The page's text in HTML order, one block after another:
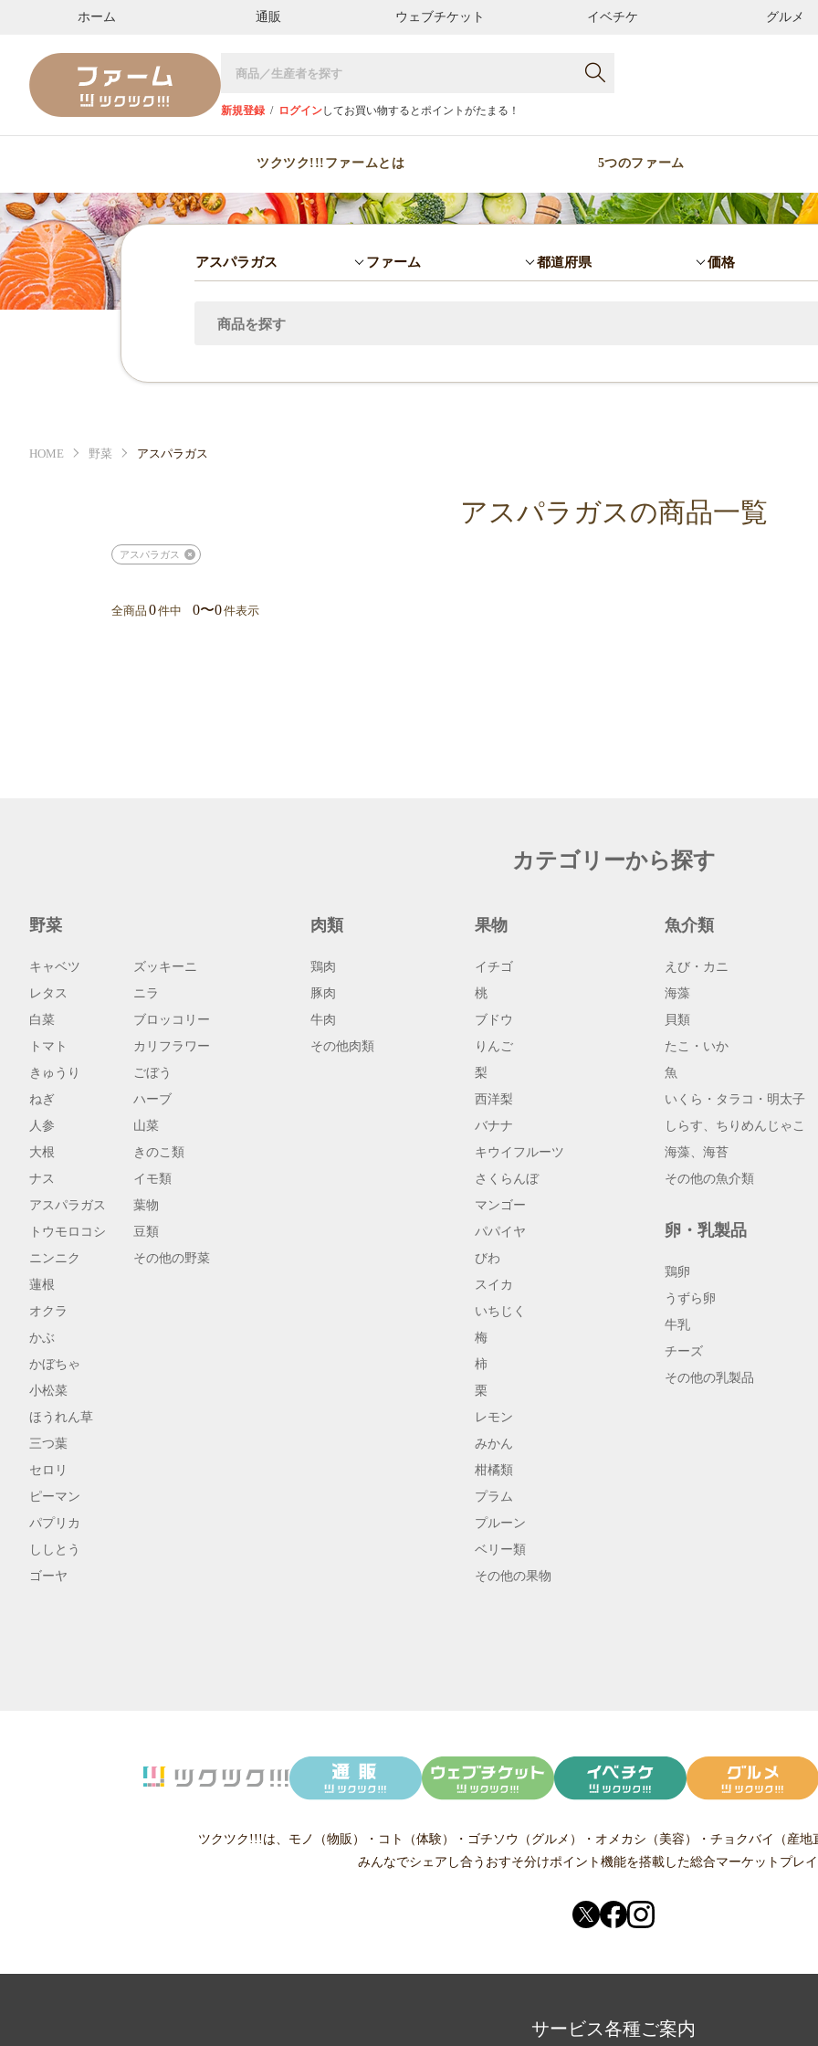
ホーム 通販 ウェブチケット イベチケ グルメ
新規登録 / ログインしてお買い物するとポイントがたまる！
ツクツク!!!ファームとは 5つのファーム
アスパラガス ファーム 都道府県 価格
HOME 野菜 アスパラガス
アスパラガスの商品一覧
アスパラガス
全商品 0件中 0〜0件表示
カテゴリーから探す
野菜
キャベツ
レタス
白菜
トマト
きゅうり
ねぎ
人参
大根
ナス
アスパラガス
トウモロコシ
ニンニク
蓮根
オクラ
かぶ
かぼちゃ
小松菜
ほうれん草
三つ葉
セロリ
ピーマン
パプリカ
ししとう
ゴーヤ
ズッキーニ
ニラ
ブロッコリー
カリフラワー
ごぼう
ハーブ
山菜
きのこ類
イモ類
葉物
豆類
その他の野菜
肉類
鶏肉
豚肉
牛肉
その他肉類
果物
イチゴ
桃
ブドウ
りんご
梨
西洋梨
バナナ
キウイフルーツ
さくらんぼ
マンゴー
パパイヤ
びわ
スイカ
いちじく
梅
柿
栗
レモン
みかん
柑橘類
プラム
プルーン
ベリー類
その他の果物
魚介類
えび・カニ
海藻
貝類
たこ・いか
魚
いくら・タラコ・明太子
しらす、ちりめんじゃこ
海藻、海苔
その他の魚介類
卵・乳製品
鶏卵
うずら卵
牛乳
チーズ
その他の乳製品
ツクツク!!!は、 モノ（物販） ・ コト（体験） ・ ゴチソウ（グルメ） ・ オメカシ（美容） ・ チョクバイ（産地
みんなでシェアし合う おすそ分けポイント機能を搭載した総合マーケットプレ
サービス各種ご案内